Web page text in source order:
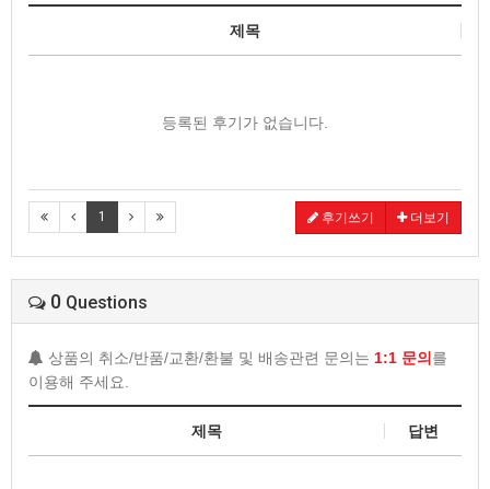
제목
등록된 후기가 없습니다.
1 후기쓰기 더보기
0 Questions
상품의 취소/반품/교환/환불 및 배송관련 문의는 1:1 문의를
이용해 주세요.
제목 답변